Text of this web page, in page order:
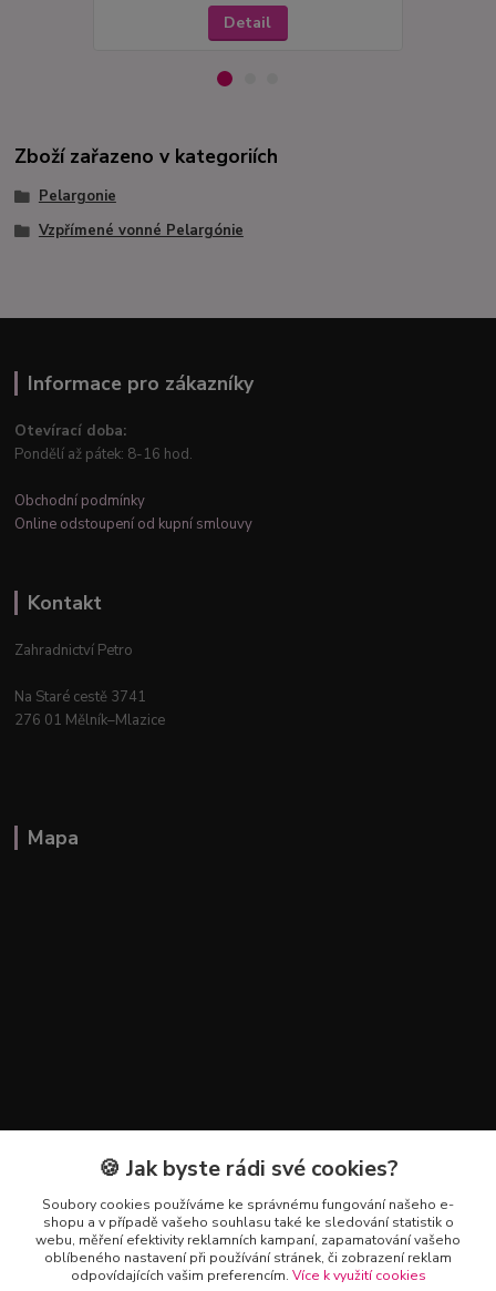
Detail
Zboží zařazeno v kategoriích
Pelargonie
Vzpřímené vonné Pelargónie
Informace pro zákazníky
Otevírací doba:
Pondělí až pátek: 8-16 hod.
Obchodní podmínky
Online odstoupení od kupní smlouvy
Kontakt
Zahradnictví Petro
Na Staré cestě 3741
276 01 Mělník–Mlazice
Mapa
Kontakty
+420 602 223 614
info@zahradnictvipetro.cz
🍪 Jak byste rádi své cookies?
Soubory cookies používáme ke správnému fungování našeho e-
shopu a v případě vašeho souhlasu také ke sledování statistik o
webu, měření efektivity reklamních kampaní, zapamatování vašeho
oblíbeného nastavení při používání stránek, či zobrazení reklam
odpovídajících vašim preferencím. Více k využití cookies